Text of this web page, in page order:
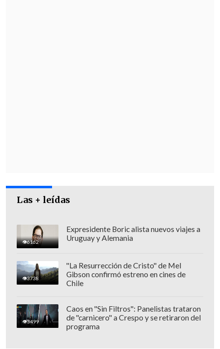
Las + leídas
6162
Expresidente Boric alista nuevos viajes a
Uruguay y Alemania
3738
"La Resurrección de Cristo" de Mel
Gibson confirmó estreno en cines de
Chile
3499
Caos en "Sin Filtros": Panelistas trataron
de "carnicero" a Crespo y se retiraron del
programa